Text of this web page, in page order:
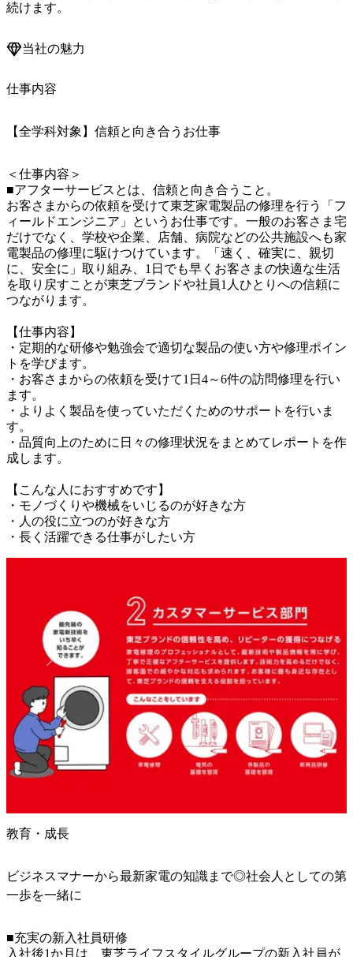
続けます。
当社の魅力
仕事内容
【全学科対象】信頼と向き合うお仕事
＜仕事内容＞
■アフターサービスとは、信頼と向き合うこと。
お客さまからの依頼を受けて東芝家電製品の修理を行う「フ
ィールドエンジニア」というお仕事です。一般のお客さま宅
だけでなく、学校や企業、店舗、病院などの公共施設へも家
電製品の修理に駆けつけています。「速く、確実に、親切
に、安全に」取り組み、1日でも早くお客さまの快適な生活
を取り戻すことが東芝ブランドや社員1人ひとりへの信頼に
つながります。
【仕事内容】
・定期的な研修や勉強会で適切な製品の使い方や修理ポイン
トを学びます。
・お客さまからの依頼を受けて1日4～6件の訪問修理を行い
ます。
・よりよく製品を使っていただくためのサポートを行いま
す。
・品質向上のために日々の修理状況をまとめてレポートを作
成します。
【こんな人におすすめです】
・モノづくりや機械をいじるのが好きな方
・人の役に立つのが好きな方
・長く活躍できる仕事がしたい方
教育・成長
ビジネスマナーから最新家電の知識まで◎社会人としての第
一歩を一緒に
■充実の新入社員研修
入社後1か月は、東芝ライフスタイルグループの新入社員が